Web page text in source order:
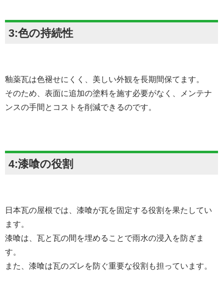
3:色の持続性
釉薬瓦は色褪せにくく、美しい外観を長期間保てます。
そのため、表面に追加の塗料を施す必要がなく、メンテナ
ンスの手間とコストを削減できるのです。
4:漆喰の役割
日本瓦の屋根では、漆喰が瓦を固定する役割を果たしてい
ます。
漆喰は、瓦と瓦の間を埋めることで雨水の浸入を防ぎま
す。
また、漆喰は瓦のズレを防ぐ重要な役割も担っています。